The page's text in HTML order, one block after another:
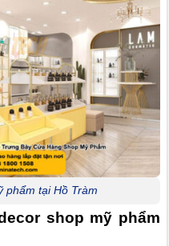
phẩm tại Hồ Tràm
shop mỹ phẩm